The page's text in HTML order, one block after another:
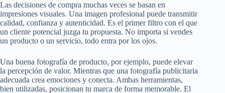
Las decisiones de compra muchas veces se basan en
impresiones visuales. Una imagen profesional puede transmitir
calidad, confianza y autenticidad. Es el primer filtro con el que
un cliente potencial juzga tu propuesta. No importa si vendes
un producto o un servicio, todo entra por los ojos.
Una buena fotografía de producto, por ejemplo, puede elevar
la percepción de valor. Mientras que una fotografía publicitaria
adecuada crea emociones y conecta. Ambas herramientas,
bien utilizadas, posicionan tu marca de forma memorable. El